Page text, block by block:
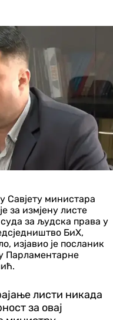
Савјету министара
за измјену листе
за људска права у
БиХ,
изјавио је посланик
Парламентарне
листи никада
за овај